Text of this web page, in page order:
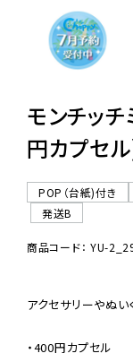
モンチッ
円カプセ
POP（台紙)付き
発送B
商品コード： YU-
アクセサリーやぬい
・400円カプセル